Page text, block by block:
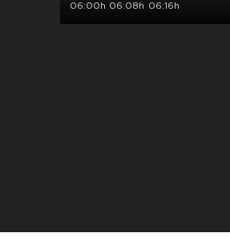
06:00h 06:08h 06:16h